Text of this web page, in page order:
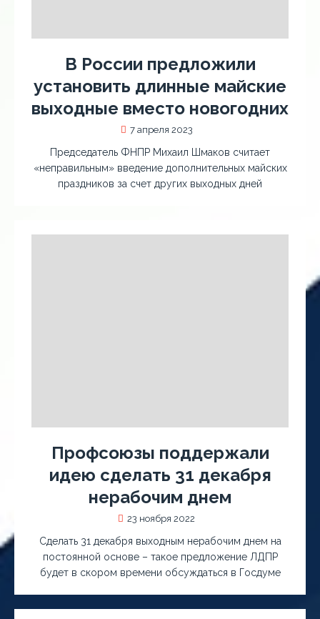
В России предложили
установить длинные майские
выходные вместо новогодних
7 апреля 2023
Председатель ФНПР Михаил Шмаков считает
«неправильным» введение дополнительных майских
праздников за счет других выходных дней
Профсоюзы поддержали
идею сделать 31 декабря
нерабочим днем
23 ноября 2022
Сделать 31 декабря выходным нерабочим днем на
постоянной основе – такое предложение ЛДПР
будет в скором времени обсуждаться в Госдуме